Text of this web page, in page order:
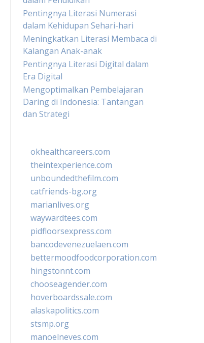
Pentingnya Literasi Numerasi
dalam Kehidupan Sehari-hari
Meningkatkan Literasi Membaca di
Kalangan Anak-anak
Pentingnya Literasi Digital dalam
Era Digital
Mengoptimalkan Pembelajaran
Daring di Indonesia: Tantangan
dan Strategi
okhealthcareers.com
theintexperience.com
unboundedthefilm.com
catfriends-bg.org
marianlives.org
waywardtees.com
pidfloorsexpress.com
bancodevenezuelaen.com
bettermoodfoodcorporation.com
hingstonnt.com
chooseagender.com
hoverboardssale.com
alaskapolitics.com
stsmp.org
manoelneves.com